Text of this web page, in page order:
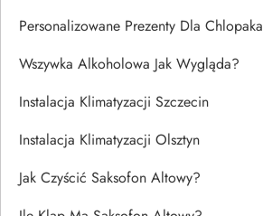
Personalizowane Prezenty Dla Chlopaka
Wszywka Alkoholowa Jak Wygląda?
Instalacja Klimatyzacji Szczecin
Instalacja Klimatyzacji Olsztyn
Jak Czyścić Saksofon Altowy?